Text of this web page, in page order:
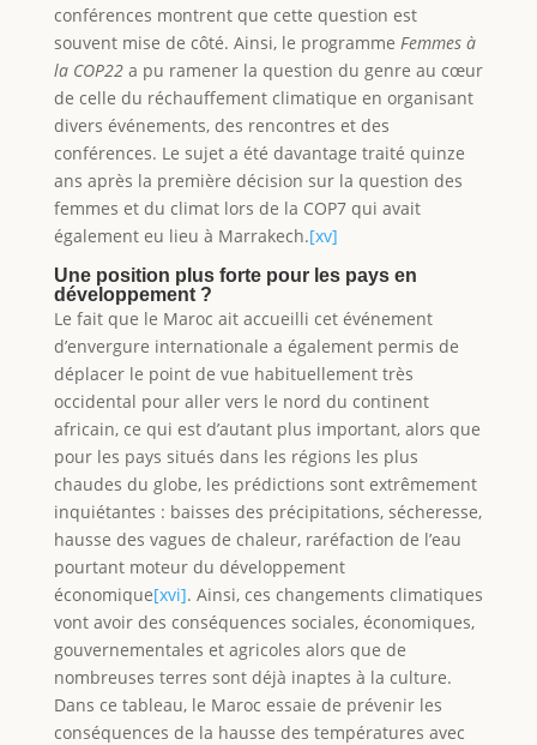
conférences montrent que cette question est
souvent mise de côté. Ainsi, le programme Femmes à
la COP22a pu ramener la question du genre au cœur
de celle du réchauffement climatique en organisant
divers événements, des rencontres et des
conférences. Le sujet a été davantage traité quinze
ans après la première décision sur la question des
femmes et du climat lors de la COP7 qui avait
également eu lieu à Marrakech.[xv]
Une position plus forte pour les pays en
développement ?
Le fait que le Maroc ait accueilli cet événement
d’envergure internationale a également permis de
déplacer le point de vue habituellement très
occidental pour aller vers le nord du continent
africain, ce qui est d’autant plus important, alors que
pour les pays situés dans les régions les plus
chaudes du globe, les prédictions sont extrêmement
inquiétantes : baisses des précipitations, sécheresse,
hausse des vagues de chaleur, raréfaction de l’eau
pourtant moteur du développement
économique[xvi]. Ainsi, ces changements climatiques
vont avoir des conséquences sociales, économiques,
gouvernementales et agricoles alors que de
nombreuses terres sont déjà inaptes à la culture.
Dans ce tableau, le Maroc essaie de prévenir les
conséquences de la hausse des températures avec